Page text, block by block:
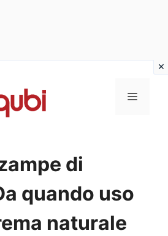
MENU
di
quando uso
naturale